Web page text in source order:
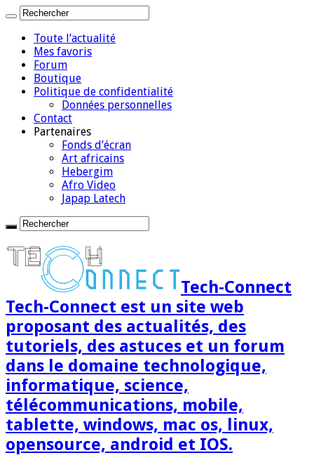
Toute l’actualité
Mes favoris
Forum
Boutique
Politique de confidentialité
Données personnelles
Contact
Partenaires
Fonds d’écran
Art africains
Hebergim
Afro Video
Japap Latech
Tech-Connect
Tech-Connect est un site web
proposant des actualités, des
tutoriels, des astuces et un forum
dans le domaine technologique,
informatique, science,
télécommunications, mobile,
tablette, windows, mac os, linux,
opensource, android et IOS.